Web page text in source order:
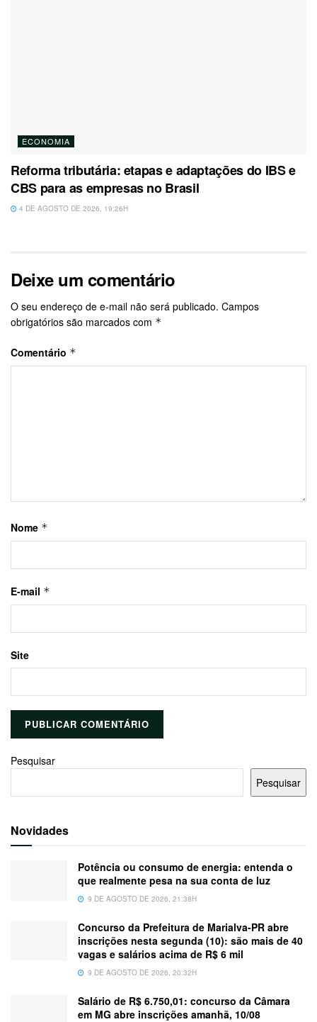
ECONOMIA
Reforma tributária: etapas e adaptações do IBS e
CBS para as empresas no Brasil
4 DE AGOSTO DE 2026, 19:26H
Deixe um comentário
O seu endereço de e-mail não será publicado. Campos
obrigatórios são marcados com *
Comentário *
Nome *
E-mail *
Site
Pesquisar
Pesquisar
Novidades
Potência ou consumo de energia: entenda o
que realmente pesa na sua conta de luz
9 DE AGOSTO DE 2026, 21:38H
Concurso da Prefeitura de Marialva-PR abre
inscrições nesta segunda (10): são mais de 40
vagas e salários acima de R$ 6 mil
9 DE AGOSTO DE 2026, 20:32H
Salário de R$ 6.750,01: concurso da Câmara
em MG abre inscrições amanhã, 10/08